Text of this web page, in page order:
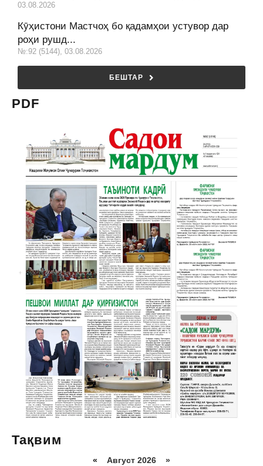
03.08.2026
Кӯҳистони Мастчоҳ бо қадамҳои устувор дар
роҳи рушд...
№:92 (5144), 03.08.2026
БЕШТАР
PDF
Тақвим
« Август 2026 »